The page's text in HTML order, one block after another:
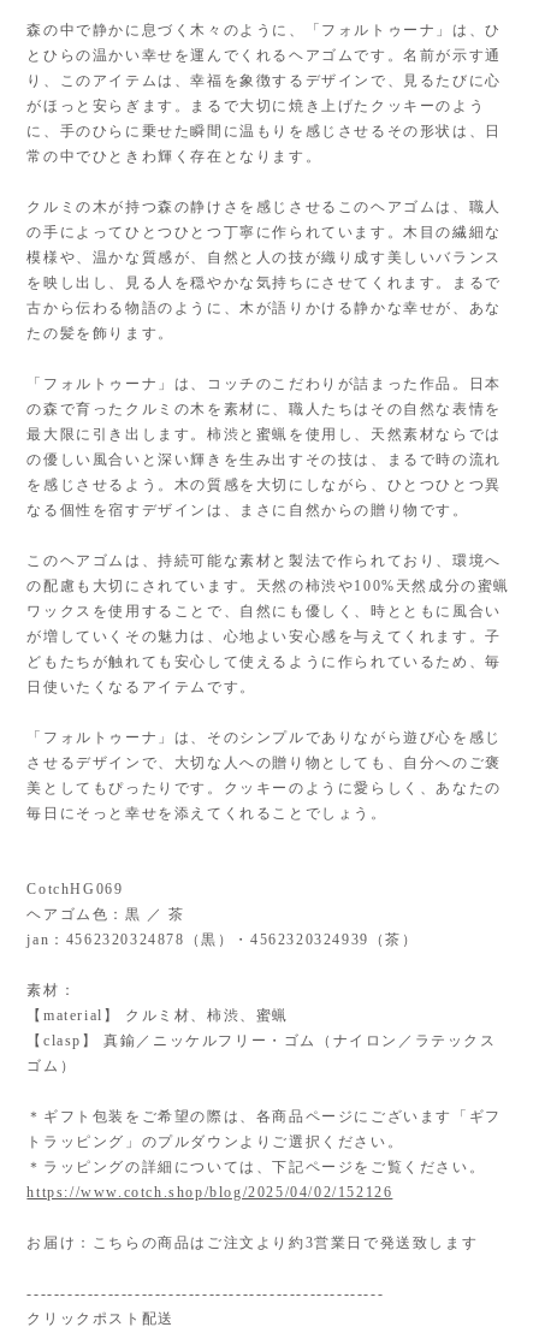
森の中で静かに息づく木々のように、「フォルトゥーナ」は、ひ
とひらの温かい幸せを運んでくれるヘアゴムです。名前が示す通
り、このアイテムは、幸福を象徴するデザインで、見るたびに心
がほっと安らぎます。まるで大切に焼き上げたクッキーのよう
に、手のひらに乗せた瞬間に温もりを感じさせるその形状は、日
常の中でひときわ輝く存在となります。
クルミの木が持つ森の静けさを感じさせるこのヘアゴムは、職人
の手によってひとつひとつ丁寧に作られています。木目の繊細な
模様や、温かな質感が、自然と人の技が織り成す美しいバランス
を映し出し、見る人を穏やかな気持ちにさせてくれます。まるで
古から伝わる物語のように、木が語りかける静かな幸せが、あな
たの髪を飾ります。
「フォルトゥーナ」は、コッチのこだわりが詰まった作品。日本
の森で育ったクルミの木を素材に、職人たちはその自然な表情を
最大限に引き出します。柿渋と蜜蝋を使用し、天然素材ならでは
の優しい風合いと深い輝きを生み出すその技は、まるで時の流れ
を感じさせるよう。木の質感を大切にしながら、ひとつひとつ異
なる個性を宿すデザインは、まさに自然からの贈り物です。
このヘアゴムは、持続可能な素材と製法で作られており、環境へ
の配慮も大切にされています。天然の柿渋や100%天然成分の蜜蝋
ワックスを使用することで、自然にも優しく、時とともに風合い
が増していくその魅力は、心地よい安心感を与えてくれます。子
どもたちが触れても安心して使えるように作られているため、毎
日使いたくなるアイテムです。
「フォルトゥーナ」は、そのシンプルでありながら遊び心を感じ
させるデザインで、大切な人への贈り物としても、自分へのご褒
美としてもぴったりです。クッキーのように愛らしく、あなたの
毎日にそっと幸せを添えてくれることでしょう。
CotchHG069
ヘアゴム色：黒 ／ 茶
jan：4562320324878（黒）・4562320324939（茶）
素材：
【material】 クルミ材、柿渋、蜜蝋
【clasp】 真鍮／ニッケルフリー・ゴム（ナイロン／ラテックス
ゴム）
＊ギフト包装をご希望の際は、各商品ページにございます「ギフ
トラッピング」のプルダウンよりご選択ください。
＊ラッピングの詳細については、下記ページをご覧ください。
https://www.cotch.shop/blog/2025/04/02/152126
お届け：こちらの商品はご注文より約3営業日で発送致します
-----------------------------------------------------
クリックポスト配送